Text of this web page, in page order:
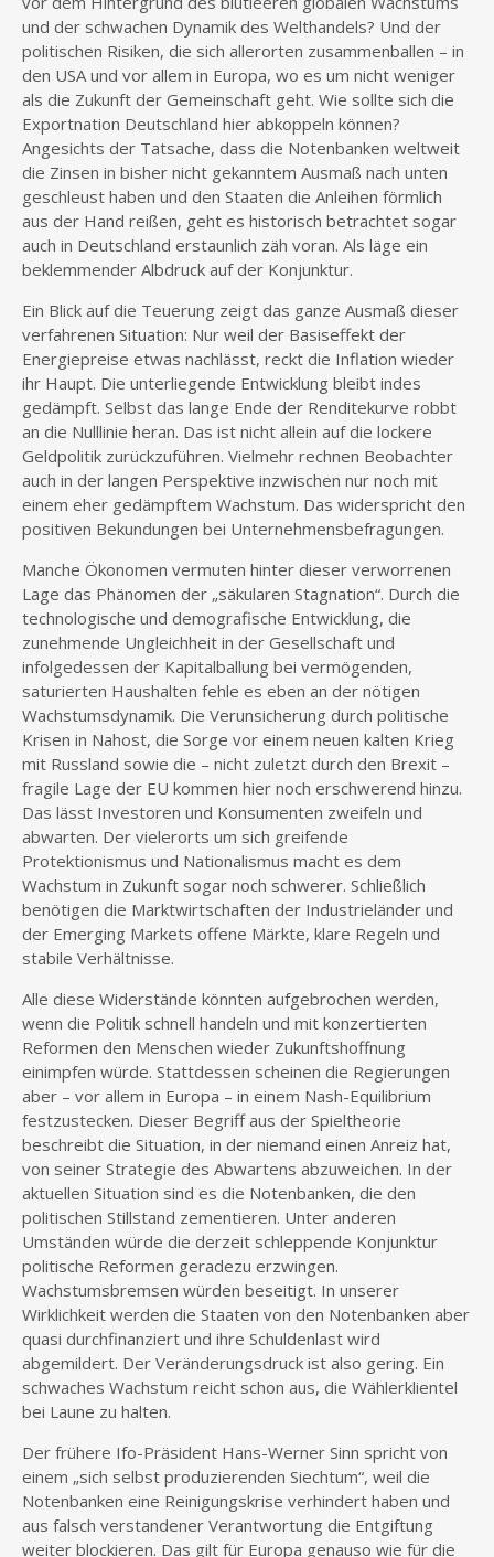
und der schwachen Dynamik des Welthandels? Und der
politischen Risiken, die sich allerorten zusammenballen – in
den USA und vor allem in Europa, wo es um nicht weniger
als die Zukunft der Gemeinschaft geht. Wie sollte sich die
Exportnation Deutschland hier abkoppeln können?
Angesichts der Tatsache, dass die Notenbanken weltweit
die Zinsen in bisher nicht gekanntem Ausmaß nach unten
geschleust haben und den Staaten die Anleihen förmlich
aus der Hand reißen, geht es historisch betrachtet sogar
auch in Deutschland erstaunlich zäh voran. Als läge ein
beklemmender Albdruck auf der Konjunktur.
Ein Blick auf die Teuerung zeigt das ganze Ausmaß dieser
verfahrenen Situation: Nur weil der Basiseffekt der
Energiepreise etwas nachlässt, reckt die Inflation wieder
ihr Haupt. Die unterliegende Entwicklung bleibt indes
gedämpft. Selbst das lange Ende der Renditekurve robbt
an die Nulllinie heran. Das ist nicht allein auf die lockere
Geldpolitik zurückzuführen. Vielmehr rechnen Beobachter
auch in der langen Perspektive inzwischen nur noch mit
einem eher gedämpftem Wachstum. Das widerspricht den
positiven Bekundungen bei Unternehmensbefragungen.
Manche Ökonomen vermuten hinter dieser verworrenen
Lage das Phänomen der „säkularen Stagnation“. Durch die
technologische und demografische Entwicklung, die
zunehmende Ungleichheit in der Gesellschaft und
infolgedessen der Kapitalballung bei vermögenden,
saturierten Haushalten fehle es eben an der nötigen
Wachstumsdynamik. Die Verunsicherung durch politische
Krisen in Nahost, die Sorge vor einem neuen kalten Krieg
mit Russland sowie die – nicht zuletzt durch den Brexit –
fragile Lage der EU kommen hier noch erschwerend hinzu.
Das lässt Investoren und Konsumenten zweifeln und
abwarten. Der vielerorts um sich greifende
Protektionismus und Nationalismus macht es dem
Wachstum in Zukunft sogar noch schwerer. Schließlich
benötigen die Marktwirtschaften der Industrieländer und
der Emerging Markets offene Märkte, klare Regeln und
stabile Verhältnisse.
Alle diese Widerstände könnten aufgebrochen werden,
wenn die Politik schnell handeln und mit konzertierten
Reformen den Menschen wieder Zukunftshoffnung
einimpfen würde. Stattdessen scheinen die Regierungen
aber – vor allem in Europa – in einem Nash-Equilibrium
festzustecken. Dieser Begriff aus der Spieltheorie
beschreibt die Situation, in der niemand einen Anreiz hat,
von seiner Strategie des Abwartens abzuweichen. In der
aktuellen Situation sind es die Notenbanken, die den
politischen Stillstand zementieren. Unter anderen
Umständen würde die derzeit schleppende Konjunktur
politische Reformen geradezu erzwingen.
Wachstumsbremsen würden beseitigt. In unserer
Wirklichkeit werden die Staaten von den Notenbanken aber
quasi durchfinanziert und ihre Schuldenlast wird
abgemildert. Der Veränderungsdruck ist also gering. Ein
schwaches Wachstum reicht schon aus, die Wählerklientel
bei Laune zu halten.
Der frühere Ifo-Präsident Hans-Werner Sinn spricht von
einem „sich selbst produzierenden Siechtum“, weil die
Notenbanken eine Reinigungskrise verhindert haben und
aus falsch verstandener Verantwortung die Entgiftung
weiter blockieren. Das gilt für Europa genauso wie für die